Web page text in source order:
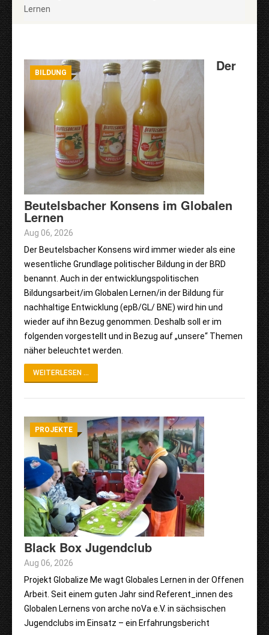
Lernen
BILDUNG Der
Beutelsbacher Konsens im Globalen
Lernen
Aug 06, 2026
Der Beutelsbacher Konsens wird immer wieder als eine
wesentliche Grundlage politischer Bildung in der BRD
benannt. Auch in der entwicklungspolitischen
Bildungsarbeit/im Globalen Lernen/in der Bildung für
nachhaltige Entwicklung (epB/GL/ BNE) wird hin und
wieder auf ihn Bezug genommen. Deshalb soll er im
folgenden vorgestellt und in Bezug auf „unsere“ Themen
näher beleuchtet werden.
WEITERLESEN ...
PROJEKTE
Black Box Jugendclub
Aug 06, 2026
Projekt Globalize Me wagt Globales Lernen in der Offenen
Arbeit. Seit einem guten Jahr sind Referent_innen des
Globalen Lernens von arche noVa e.V. in sächsischen
Jugendclubs im Einsatz – ein Erfahrungsbericht